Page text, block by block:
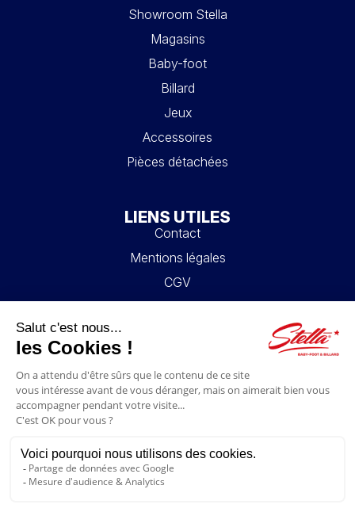
Showroom Stella
Magasins
Baby-foot
Billard
Jeux
Accessoires
Pièces détachées
LIENS UTILES
Contact
Mentions légales
CGV
NOUS SUIVRE
4.6/5